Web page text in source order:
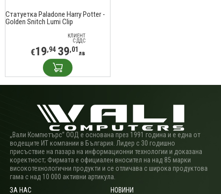
Статуетка Paladone Harry Potter -
Golden Snitch Lumi Clip
КЛИЕНТ
С ДДС
€19,94 39,01 лв
„Вали Компютърс” ООД е основана през 1991 година и е една от
водещите ИТ компании в България. Лидер с 30 годишно
присъствие на пазара на информационни технологии и доказана
коректност; Фирмата е официален вносител на над 85 марки
високотехнологични продукти и се отличава с широка продуктова
гама с над 10 000 активни артикула.
ЗА НАС
НОВИНИ